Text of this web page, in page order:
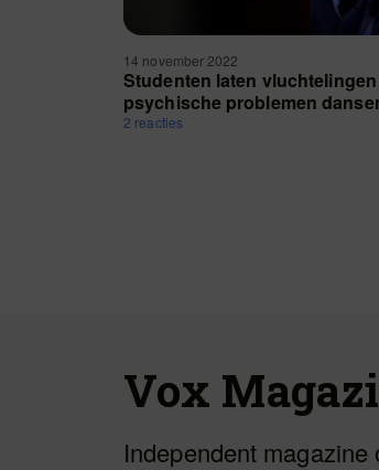
14 november 2022
Studenten laten
psychische problemen
2 reacties
Vox
Independent